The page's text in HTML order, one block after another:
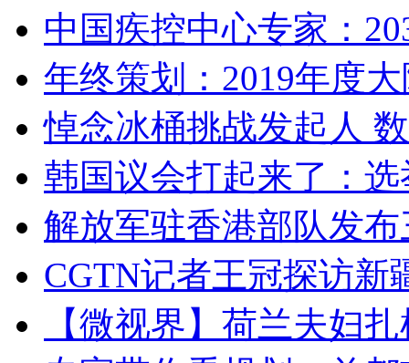
中国疾控中心专家：
年终策划：2019年度
悼念冰桶挑战发起人
韩国议会打起来了：
解放军驻香港部队发
CGTN记者王冠探访新
【微视界】荷兰夫妇